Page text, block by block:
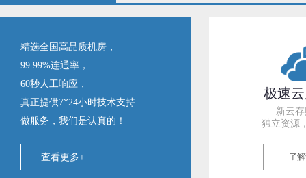
精选全国高品质机房，
99.99%连通率，
60秒人工响应，
真正提供7*24小时技术支持
做服务，我们是认真的！
查看更多+
极速
新云
独立资源
了